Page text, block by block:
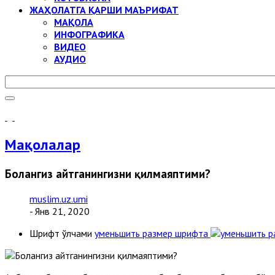
ЖАҲОЛАТГА ҚАРШИ МАЪРИФАТ
МАҚОЛА
ИНФОГРАФИКА
ВИДЕО
АУДИО
Мақолалар
Болангиз айтганингизни қилмаяптими?
muslim.uz.umi
- Янв 21, 2020
Шрифт ўлчами уменьшить размер шрифта